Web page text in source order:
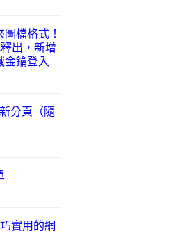
檔格式！
出，新增
金鑰登入
分頁（隨
實用的網